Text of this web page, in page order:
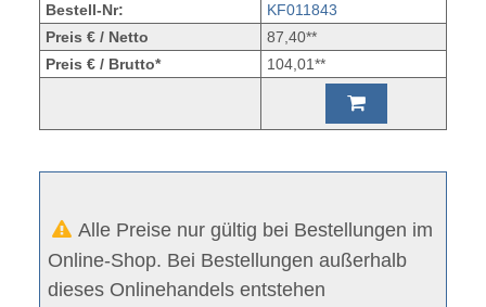
Bestell-Nr:
KF011843
Preis € / Netto
87,40**
Preis € / Brutto*
104,01**
Alle Preise nur gültig bei Bestellungen im
Online-Shop. Bei Bestellungen außerhalb
dieses Onlinehandels entstehen